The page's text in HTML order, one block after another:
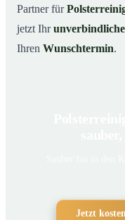
Partner für
jetzt Ihr
Ihren Wunschtermin.
Jetzt